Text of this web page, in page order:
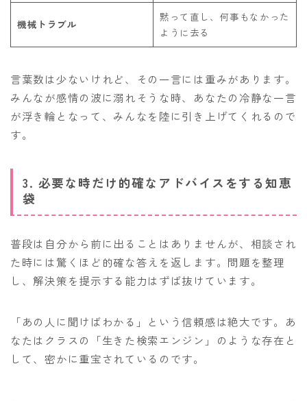
機械トラブル
黙って直し、何事もなかった
ように去る
言葉数は少ないけれど、その一言には重みがあります。
みんなが感情の波に溺れそうな時、あなたの冷静な一言
が浮き輪となって、みんなを陸に引き上げてくれるので
す。
3. 必要な時だけ的確なアドバイスをする知恵
袋
普段は自分から前に出ることはありませんが、相談され
た時には驚くほど的確な答えを返します。問題を整理
し、解決策を提示する能力はずば抜けています。
「あの人に聞けばわかる」という信頼感は絶大です。あ
なたはクラスの「生きた検索エンジン」のような存在と
して、密かに重宝されているのです。